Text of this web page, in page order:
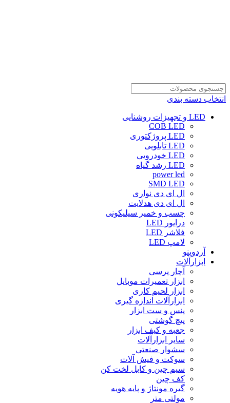
انتخاب دسته بندی
LED و تجهیزات روشنایی
COB LED
LED پروژکتوری
LED تابلویی
LED خودرویی
LED رشد گیاه
power led
SMD LED
ال ای دی نواری
ال ای دی هدلایت
چسب و خمیر سیلیکونی
درایور LED
فلاشر LED
لامپ LED
آردوینو
ابزارآلات
آچار پرسی
ابزار تعمیرات موبایل
ابزار لحیم کاری
ابزارآلات اندازه گیری
پنس و ست ابزار
پیچ گوشتی
جعبه و کیف ابزار
سایر ابزارآلات
سشوار صنعتی
سوکت و فیش آلات
سیم چین و کابل لخت کن
کف چین
گیره مونتاژ و پایه هویه
مولتی متر